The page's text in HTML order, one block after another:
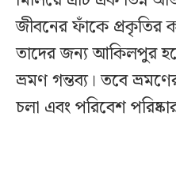
জীবনের ফাঁকে প্রকৃতির
তাদের জন্য আকিলপুর
ভ্রমণ গন্তব্য। তবে
চলা এবং পরিবেশ